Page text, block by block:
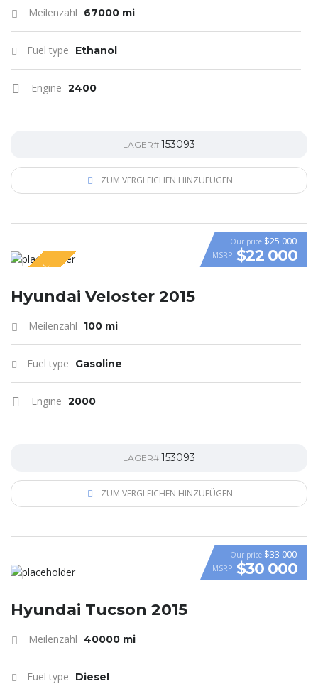
Meilenzahl 67000 mi
Fuel type Ethanol
Engine 2400
LAGER# 153093
ZUM VERGLEICHEN HINZUFÜGEN
VIDEO
SPECIAL
Our price $25 000
MSRP $22 000
Hyundai Veloster 2015
Meilenzahl 100 mi
Fuel type Gasoline
Engine 2000
LAGER# 153093
ZUM VERGLEICHEN HINZUFÜGEN
VIDEO
Our price $33 000
MSRP $30 000
Hyundai Tucson 2015
Meilenzahl 40000 mi
Fuel type Diesel